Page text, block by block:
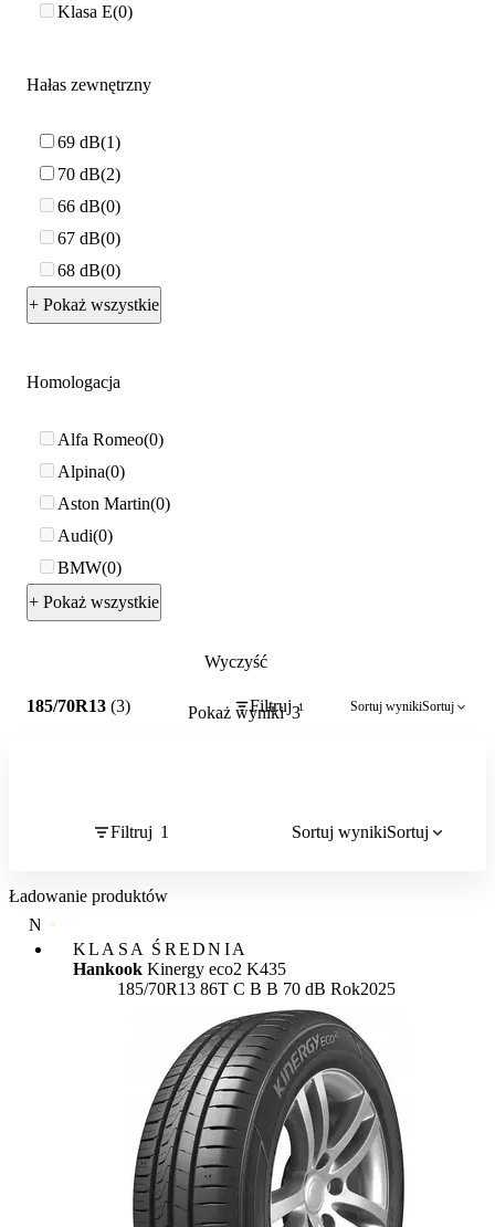
Klasa E 0
Hałas zewnętrzny
69 dB 1
70 dB 2
66 dB 0
67 dB 0
68 dB 0
+ Pokaż wszystkie
Homologacja
Alfa Romeo 0
Alpina 0
Aston Martin 0
Audi 0
BMW 0
+ Pokaż wszystkie
Wyczyść
Pokaż wyniki 3
185/70R13 (3) Filtruj 1 Sortuj wynikiSortuj
Filtruj 1 Sortuj wynikiSortuj
Ładowanie produktów
NAJWYŻSZA JAKOŚĆ
KLASA ŚREDNIA
Hankook Kinergy eco2 K435
185/70R13 86T Etykieta:
C B B 70 dB Rok2025